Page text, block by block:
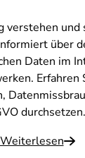
verstehen und
über
Daten im
Erfahren
durchsetzen.
Weiterlesen